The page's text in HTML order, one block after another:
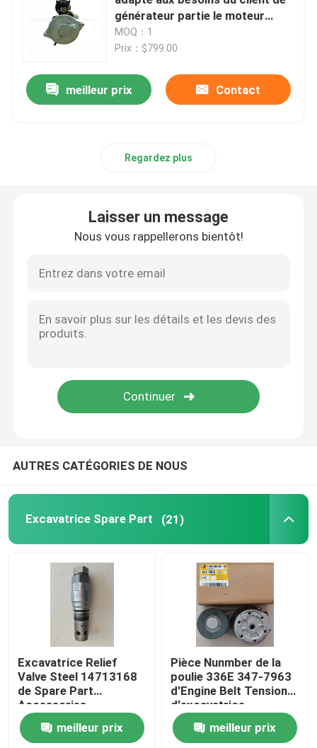
CAT Spare Parts
Pièces détachées de moteur
pièces de rechange de Cummins Engine
Turbocompresseur d'excavatrice
Excavatrice Hydraulic Pump
kit de joint d'excavatrice
Pièces diesel de générateur
Pièce de rechange de chariot élévateur
générateur partie le moteur
T400268
MOQ：1
Prix：$799.00
meilleur prix Contact
Regardez plus
Laisser un message
Nous vous rappellerons bientôt!
AUTRES CATÉGORIES DE NOUS
Excavatrice Spare Part (21)
Excavatrice Relief
Valve Steel 14713168
de Spare Part
Accessories
d'excavatrice d'E350D
meilleur prix
Pièce Nunmber de la
poulie 336E 347-7963
d'Engine Belt Tensioner
d'excavatrice
meilleur prix